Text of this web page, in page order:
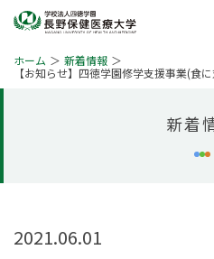
大学紹介
学校法人 四徳
ホーム
新着情報
【お知らせ】四徳学園修学支援事業(食
新着
2021.06.01